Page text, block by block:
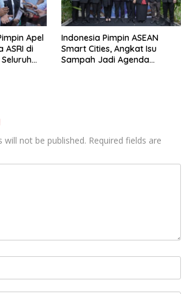
Apel
ASRI di
Indonesia Pimpin ASEAN
Smart Cities, Angkat Isu
Sampah Jadi Agenda
will not be published. Required fields are